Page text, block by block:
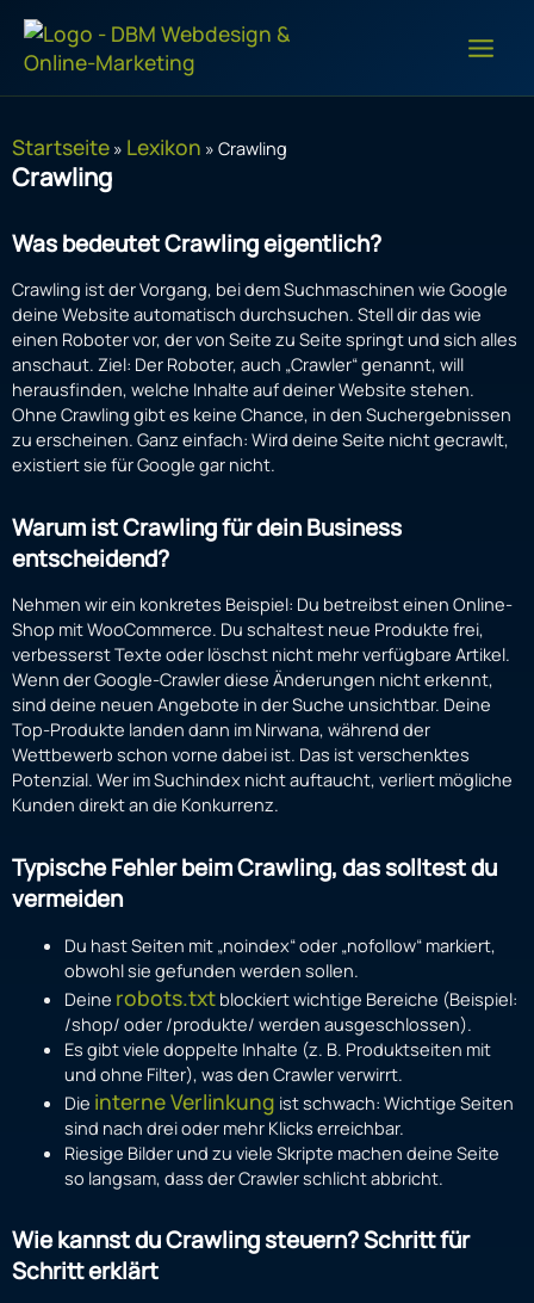
Zum
Inhalt
springen
Startseite » Lexikon » Crawling
Crawling
Was bedeutet Crawling eigentlich?
Crawling ist der Vorgang, bei dem Suchmaschinen wie Google
deine Website automatisch durchsuchen. Stell dir das wie
einen Roboter vor, der von Seite zu Seite springt und sich alles
anschaut. Ziel: Der Roboter, auch „Crawler“ genannt, will
herausfinden, welche Inhalte auf deiner Website stehen.
Ohne Crawling gibt es keine Chance, in den Suchergebnissen
zu erscheinen. Ganz einfach: Wird deine Seite nicht gecrawlt,
existiert sie für Google gar nicht.
Warum ist Crawling für dein Business
entscheidend?
Nehmen wir ein konkretes Beispiel: Du betreibst einen Online-
Shop mit WooCommerce. Du schaltest neue Produkte frei,
verbesserst Texte oder löschst nicht mehr verfügbare Artikel.
Wenn der Google-Crawler diese Änderungen nicht erkennt,
sind deine neuen Angebote in der Suche unsichtbar. Deine
Top-Produkte landen dann im Nirwana, während der
Wettbewerb schon vorne dabei ist. Das ist verschenktes
Potenzial. Wer im Suchindex nicht auftaucht, verliert mögliche
Kunden direkt an die Konkurrenz.
Typische Fehler beim Crawling, das solltest du
vermeiden
Du hast Seiten mit „noindex“ oder „nofollow“ markiert,
obwohl sie gefunden werden sollen.
Deine robots.txtblockiert wichtige Bereiche (Beispiel:
/shop/ oder /produkte/ werden ausgeschlossen).
Es gibt viele doppelte Inhalte (z. B. Produktseiten mit
und ohne Filter), was den Crawler verwirrt.
Die interne Verlinkung ist schwach: Wichtige Seiten
sind nach drei oder mehr Klicks erreichbar.
Riesige Bilder und zu viele Skripte machen deine Seite
so langsam, dass der Crawler schlicht abbricht.
Wie kannst du Crawling steuern? Schritt für
Schritt erklärt